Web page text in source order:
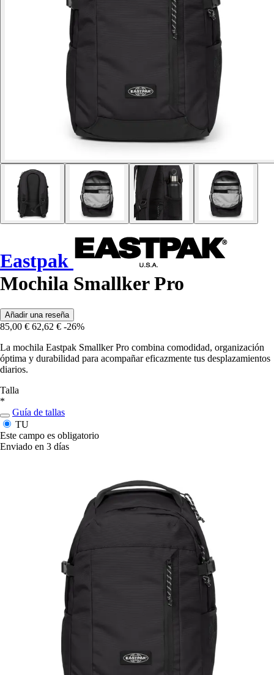
Eastpak
Mochila Smallker Pro
Añadir una reseña
85,00 € 62,62 € -26%
La mochila Eastpak Smallker Pro combina comodidad, organización
óptima y durabilidad para acompañar eficazmente tus desplazamientos
diarios.
Talla
*
Guía de tallas
TU
Este campo es obligatorio
Enviado en 3 días